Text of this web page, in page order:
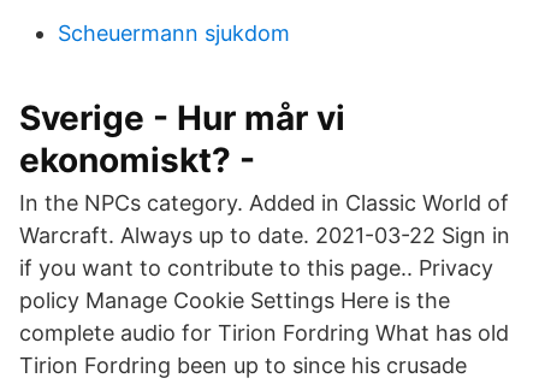
Scheuermann sjukdom
Sverige - Hur mår vi
ekonomiskt? -
In the NPCs category. Added in Classic World of
Warcraft. Always up to date. 2021-03-22 Sign in
if you want to contribute to this page.. Privacy
policy Manage Cookie Settings Here is the
complete audio for Tirion Fordring What has old
Tirion Fordring been up to since his crusade